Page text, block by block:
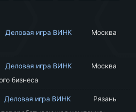
Деловая игра ВИНК
Москва
Деловая игра ВИНК
Москва
бизнеса
Деловая игра ВИНК
Рязань